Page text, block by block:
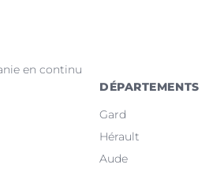
en continu
DÉPARTEMENTS
Gard
Hérault
Aude